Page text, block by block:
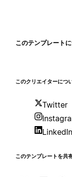
このテンプレート
このクリエイターにつ
Twitter
LinkedIn
このテンプレートを共